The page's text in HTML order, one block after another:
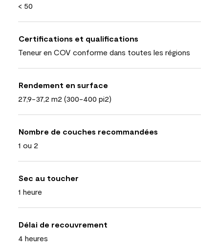
< 50
Certifications et qualifications
Teneur en COV conforme dans toutes les régions
Rendement en surface
27,9-37,2 m2 (300-400 pi2)
Nombre de couches recommandées
1 ou 2
Sec au toucher
1 heure
Délai de recouvrement
4 heures